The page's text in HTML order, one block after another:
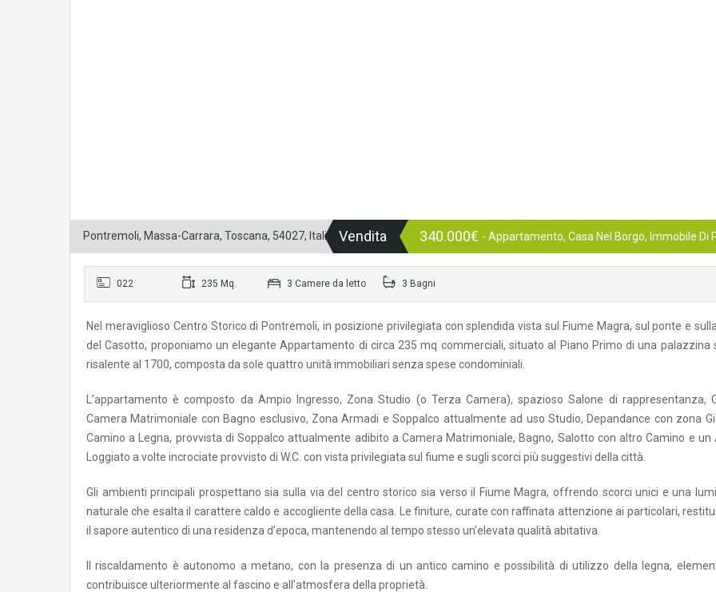
Pontremoli, Massa-Carrara, Toscana, 54027, Italia Vendita 340.000€ - Appartamento, Casa Nel Borgo, Immobile Di
022 235 Mq. 3 Camere da letto 3 Bagni
Nel meraviglioso Centro Storico di Pontremoli, in posizione privilegiata con splendida vista sul Fiume Magra, sul ponte e
del Casotto, proponiamo un elegante Appartamento di circa 235 mq commerciali, situato al Piano Primo di una palazzina
risalente al 1700, composta da sole quattro unità immobiliari senza spese condominiali.
L’appartamento è composto da Ampio Ingresso, Zona Studio (o Terza Camera), spazioso Salone di rappresentanza,
Camera Matrimoniale con Bagno esclusivo, Zona Armadi e Soppalco attualmente ad uso Studio, Depandance con zona
Camino a Legna, provvista di Soppalco attualmente adibito a Camera Matrimoniale, Bagno, Salotto con altro Camino e un
Loggiato a volte incrociate provvisto di W.C. con vista privilegiata sul fiume e sugli scorci più suggestivi della città.
Gli ambienti principali prospettano sia sulla via del centro storico sia verso il Fiume Magra, offrendo scorci unici e una
naturale che esalta il carattere caldo e accogliente della casa. Le finiture, curate con raffinata attenzione ai particolari,
il sapore autentico di una residenza d’epoca, mantenendo al tempo stesso un’elevata qualità abitativa.
Il riscaldamento è autonomo a metano, con la presenza di un antico camino e possibilità di utilizzo della legna,
contribuisce ulteriormente al fascino e all’atmosfera della proprietà.